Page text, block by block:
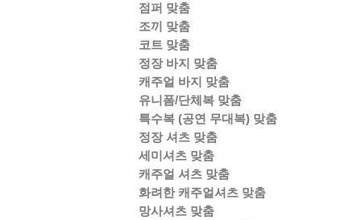
점퍼 맞춤
조끼 맞춤
코트 맞춤
정장 바지 맞춤
캐주얼 바지 맞춤
유니폼/단체복 맞춤
특수복 (공연 무대복) 맞춤
정장 셔츠 맞춤
세미셔츠 맞춤
캐주얼 셔츠 맞춤
화려한 캐주얼셔츠 맞춤
망사셔츠 맞춤